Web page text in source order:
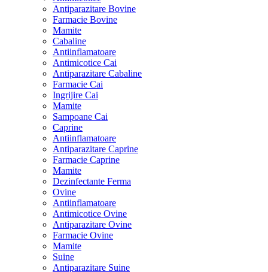
Antiparazitare Bovine
Farmacie Bovine
Mamite
Cabaline
Antiinflamatoare
Antimicotice Cai
Antiparazitare Cabaline
Farmacie Cai
Ingrijire Cai
Mamite
Sampoane Cai
Caprine
Antiinflamatoare
Antiparazitare Caprine
Farmacie Caprine
Mamite
Dezinfectante Ferma
Ovine
Antiinflamatoare
Antimicotice Ovine
Antiparazitare Ovine
Farmacie Ovine
Mamite
Suine
Antiparazitare Suine